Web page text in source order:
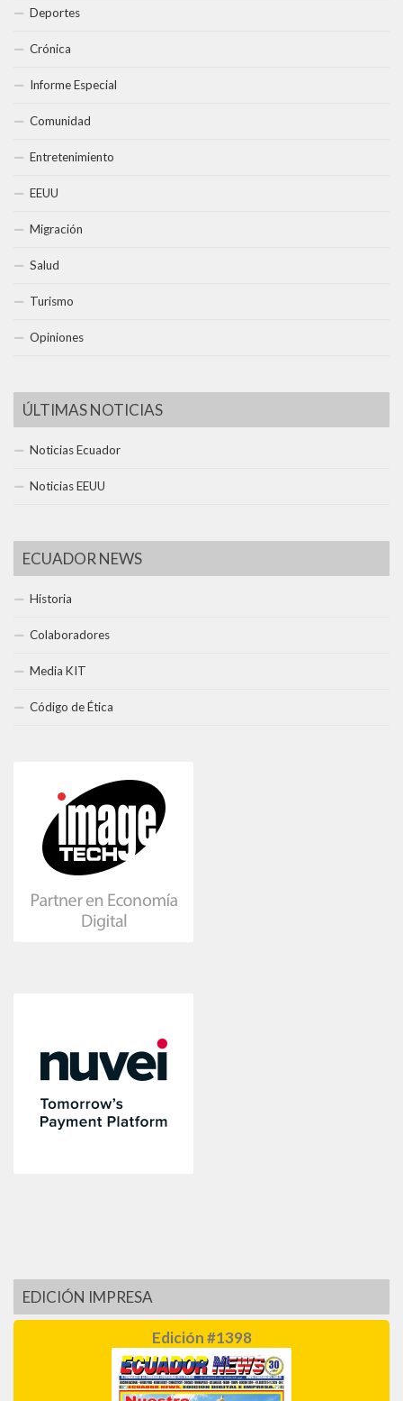
Deportes
Crónica
Informe Especial
Comunidad
Entretenimiento
EEUU
Migración
Salud
Turismo
Opiniones
ÚLTIMAS NOTICIAS
Noticias Ecuador
Noticias EEUU
ECUADOR NEWS
Historia
Colaboradores
Media KIT
Código de Ética
EDICIÓN IMPRESA
Edición #1398